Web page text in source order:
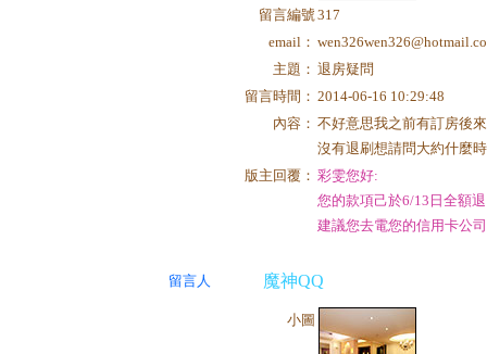
留言編號317
email：
主題： 退房疑問
留言時間： 2014-06-16 10:29:48
內容： 不好意思我之前有訂房後
沒有退刷想請問大約什麼
版主回覆： 彩雯您好:
您的款項己於6/13日全額
建議您去電您的信用卡公
留言人 魔神QQ
小圖